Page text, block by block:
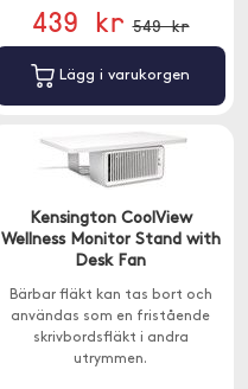
439 kr 549 kr
Lägg i varukorgen
Kensington CoolView
Wellness Monitor Stand with
Desk Fan
Bärbar fläkt kan tas bort och
användas som en fristående
skrivbordsfläkt i andra
utrymmen.